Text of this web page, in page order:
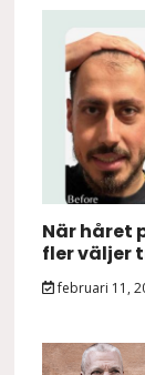
När håret
fler väljer
februari 11,